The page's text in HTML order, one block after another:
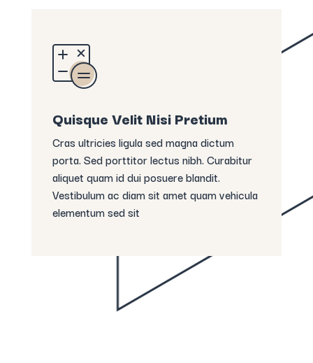
Quisque Velit Nisi Pretium
Cras ultricies ligula sed magna dictum
porta. Sed porttitor lectus nibh. Curabitur
aliquet quam id dui posuere blandit.
Vestibulum ac diam sit amet quam vehicula
elementum sed sit